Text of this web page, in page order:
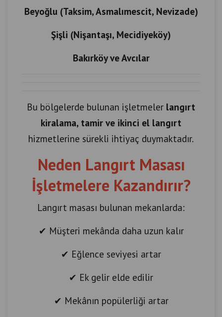
Beyoğlu (Taksim, Asmalımescit, Nevizade)
Şişli (Nişantaşı, Mecidiyeköy)
Bakırköy ve Avcılar
Bu bölgelerde bulunan işletmeler langırt
kiralama, tamir ve ikinci el langırt
hizmetlerine sürekli ihtiyaç duymaktadır.
Neden Langırt Masası
İşletmelere Kazandırır?
Langırt masası bulunan mekanlarda:
✔ Müşteri mekânda daha uzun kalır
✔ Eğlence seviyesi artar
✔ Ek gelir elde edilir
✔ Mekânın popülerliği artar